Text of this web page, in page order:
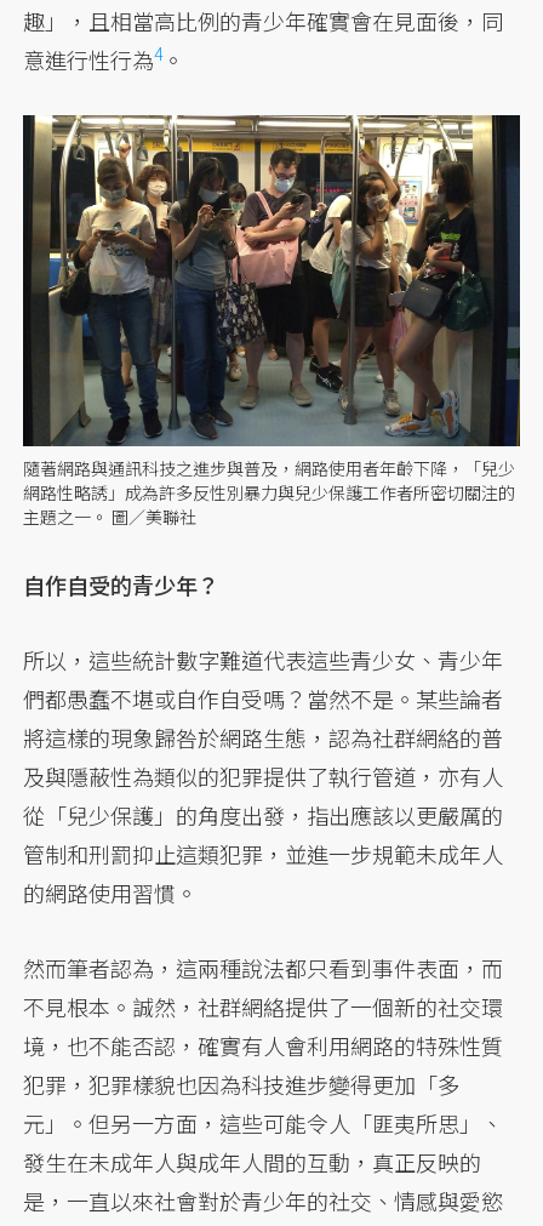
趣」， 且相當高比例的青少年確實會在見面後，同
意進行性行為4。
隨著網路與通訊科技之進步與普及，網路使用者年齡下降，「兒少
網路性略誘」成為許多反性別暴力與兒少保護工作者所密切關注的
主題之一。 圖／美聯社
自作自受的青少年？
所以，這些統計數字難道代表這些青少女、青少年
們都愚蠢不堪或自作自受嗎？當然不是。某些論者
將這樣的現象歸咎於網路生態，認為社群網絡的普
及與隱蔽性為類似的犯罪提供了執行管道，亦有人
從「兒少保護」的角度出發，指出應該以更嚴厲的
管制和刑罰抑止這類犯罪，並進一步規範未成年人
的網路使用習慣。
然而筆者認為，這兩種說法都只看到事件表面，而
不見根本。誠然，社群網絡提供了一個新的社交環
境，也不能否認，確實有人會利用網路的特殊性質
犯罪，犯罪樣貌也因為科技進步變得更加「多
元」。但另一方面，這些可能令人「匪夷所思」、
發生在未成年人與成年人間的互動，真正反映的
是，一直以來社會對於青少年的社交、情感與愛慾